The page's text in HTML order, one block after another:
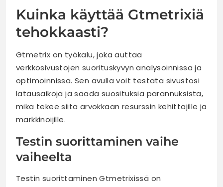
Kuinka käyttää Gtmetrixiä
tehokkaasti?
Gtmetrix on työkalu, joka auttaa
verkkosivustojen suorituskyvyn analysoinnissa ja
optimoinnissa. Sen avulla voit testata sivustosi
latausaikoja ja saada suosituksia parannuksista,
mikä tekee siitä arvokkaan resurssin kehittäjille ja
markkinoijille.
Testin suorittaminen vaihe
vaiheelta
Testin suorittaminen Gtmetrixissä on